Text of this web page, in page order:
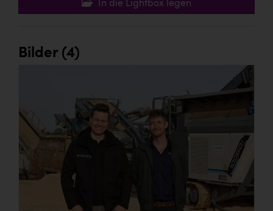
In die Lightbox legen
Bilder (4)